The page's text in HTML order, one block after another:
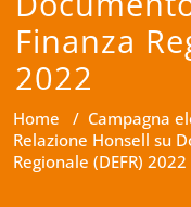
Finanza
2022
Home / Campagna
Relazione Honsell su
Regionale (DEFR) 2022